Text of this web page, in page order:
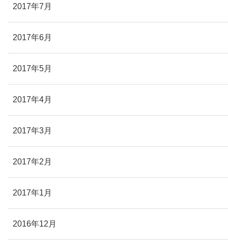
2017年7月
2017年6月
2017年5月
2017年4月
2017年3月
2017年2月
2017年1月
2016年12月